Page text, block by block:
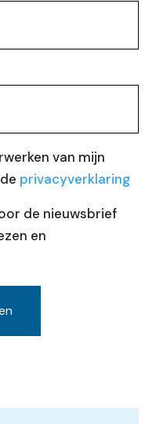
van mijn
privacyverklaring
de nieuwsbrief
en